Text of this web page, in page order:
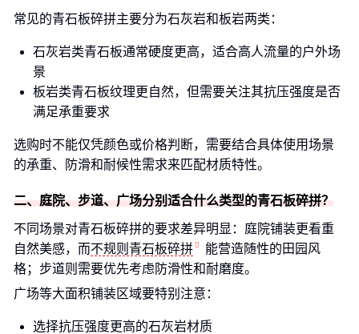
常见的青石板碎拼主要分为石灰岩和板岩两类：
石灰岩类青石板通常硬度更高，适合高人流量的户外场
景
板岩类青石板纹理更自然，但需要关注其抗压强度是否
满足承重要求
选购时不能仅凭颜色或价格判断，需要结合具体使用场景
的承重、防滑和耐候性需求来匹配材质特性。
二、庭院、步道、广场分别适合什么类型的青石板碎拼？
不同场景对青石板碎拼的要求差异明显：庭院铺装更看重
自然美感，而不规则青石板碎拼
能营造随性的田园风
格；步道则需要优先考虑防滑性和耐磨度。
广场等大面积铺装区域要特别注意：
选择抗压强度更高的石灰岩材质